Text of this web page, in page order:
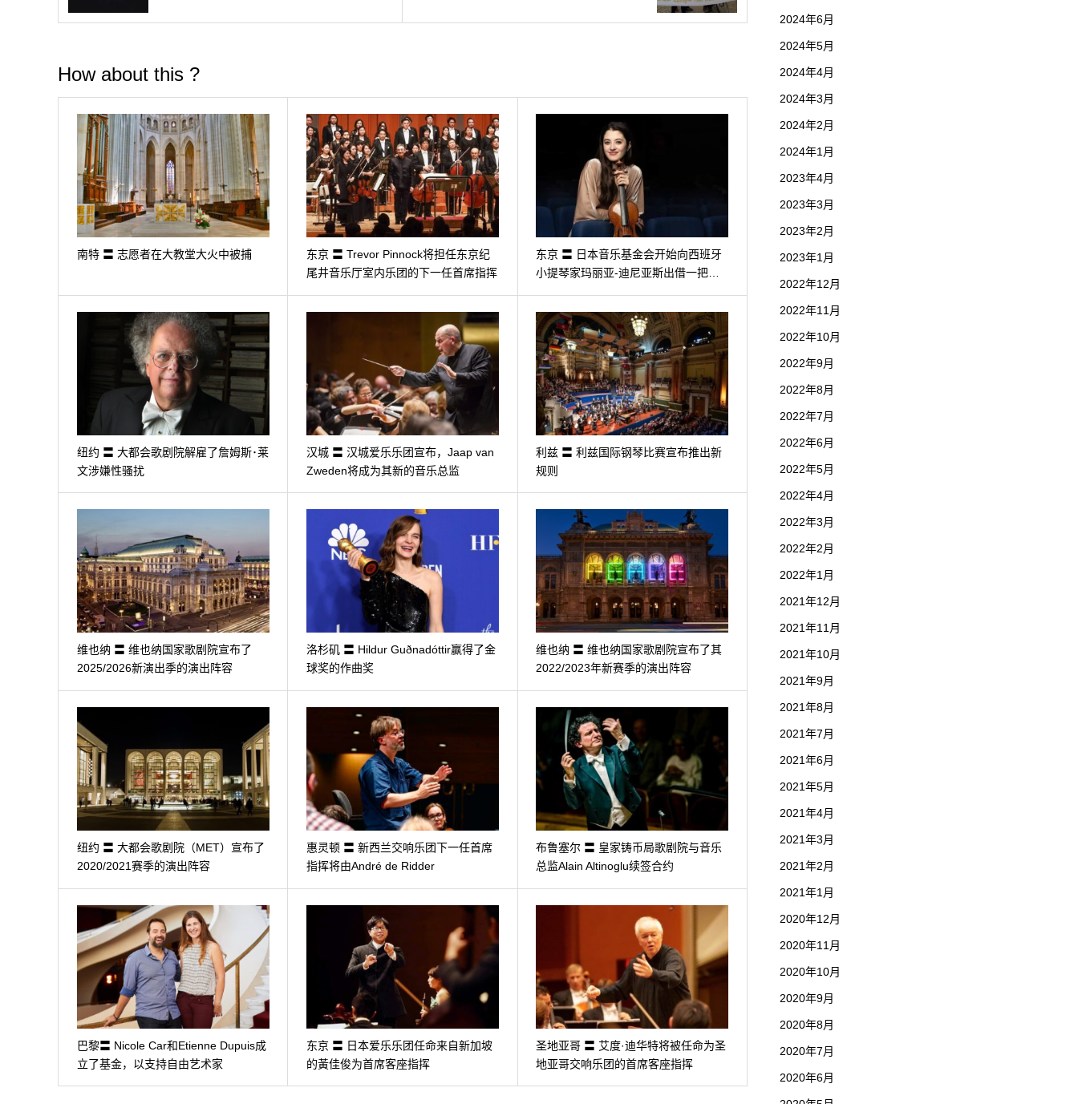
How about this ?
南特 〓 志愿者在大教堂大火中被捕
东京 〓 Trevor Pinnock将担任东京纪
尾井音乐厅室内乐团的下一任首席指挥
东京 〓 日本音乐基金会开始向西班牙
小提琴家玛丽亚-迪尼亚斯出借一把…
纽约 〓 大都会歌剧院解雇了詹姆斯･莱
文涉嫌性骚扰
汉城 〓 汉城爱乐乐团宣布，Jaap van
Zweden将成为其新的音乐总监
利兹 〓 利兹国际钢琴比赛宣布推出新
规则
维也纳 〓 维也纳国家歌剧院宣布了
2025/2026新演出季的演出阵容
洛杉矶 〓 Hildur Guðnadóttir赢得了金
球奖的作曲奖
维也纳 〓 维也纳国家歌剧院宣布了其
2022/2023年新赛季的演出阵容
纽约 〓 大都会歌剧院（MET）宣布了
2020/2021赛季的演出阵容
惠灵顿 〓 新西兰交响乐团下一任首席
指挥将由André de Ridder
布鲁塞尔 〓 皇家铸币局歌剧院与音乐
总监Alain Altinoglu续签合约
巴黎〓 Nicole Car和Etienne Dupuis成
立了基金，以支持自由艺术家
东京 〓 日本爱乐乐团任命来自新加坡
的黃佳俊为首席客座指挥
圣地亚哥 〓 艾度·迪华特将被任命为圣
地亚哥交响乐团的首席客座指挥
2024年6月
2024年5月
2024年4月
2024年3月
2024年2月
2024年1月
2023年4月
2023年3月
2023年2月
2023年1月
2022年12月
2022年11月
2022年10月
2022年9月
2022年8月
2022年7月
2022年6月
2022年5月
2022年4月
2022年3月
2022年2月
2022年1月
2021年12月
2021年11月
2021年10月
2021年9月
2021年8月
2021年7月
2021年6月
2021年5月
2021年4月
2021年3月
2021年2月
2021年1月
2020年12月
2020年11月
2020年10月
2020年9月
2020年8月
2020年7月
2020年6月